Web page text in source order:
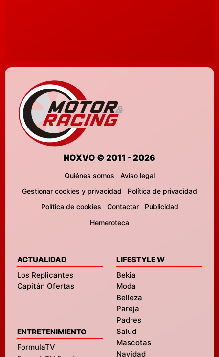
NOXVO © 2011 - 2026
Quiénes somos
Aviso legal
Gestionar cookies y privacidad
Política de privacidad
Política de cookies
Contactar
Publicidad
Hemeroteca
ACTUALIDAD
Los Replicantes
Capitán Ofertas
ENTRETENIMIENTO
FormulaTV
LIFESTYLE W
Bekia
Moda
Belleza
Pareja
Padres
Salud
Mascotas
Navidad